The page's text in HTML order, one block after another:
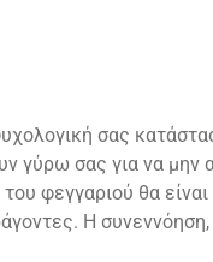
σας
γύρω σας για να
φεγγαριού θα
Η